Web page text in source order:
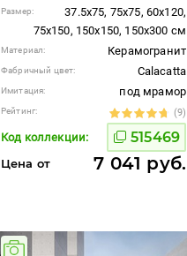
Размер:
37.5x75, 75x75, 60x120,
75x150, 150x150, 150x300 см
Материал: Керамогранит
Фабричный цвет: Calacatta
Имитация: под мрамор
Рейтинг: (9)
Код коллекции: 515469
Цена от 7 041 руб.